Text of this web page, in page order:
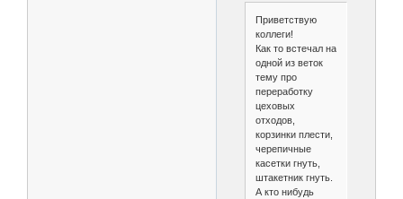
Приветствую
коллеги!
Как то встечал на
одной из веток
тему про
переработку
цеховых
отходов,
корзинки плести,
черепичные
касетки гнуть,
штакетник гнуть.
А кто нибудь